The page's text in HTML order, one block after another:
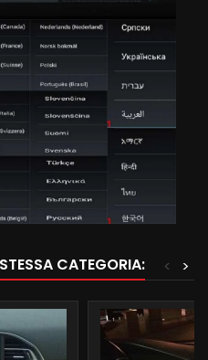
CATEGORIA: >
<